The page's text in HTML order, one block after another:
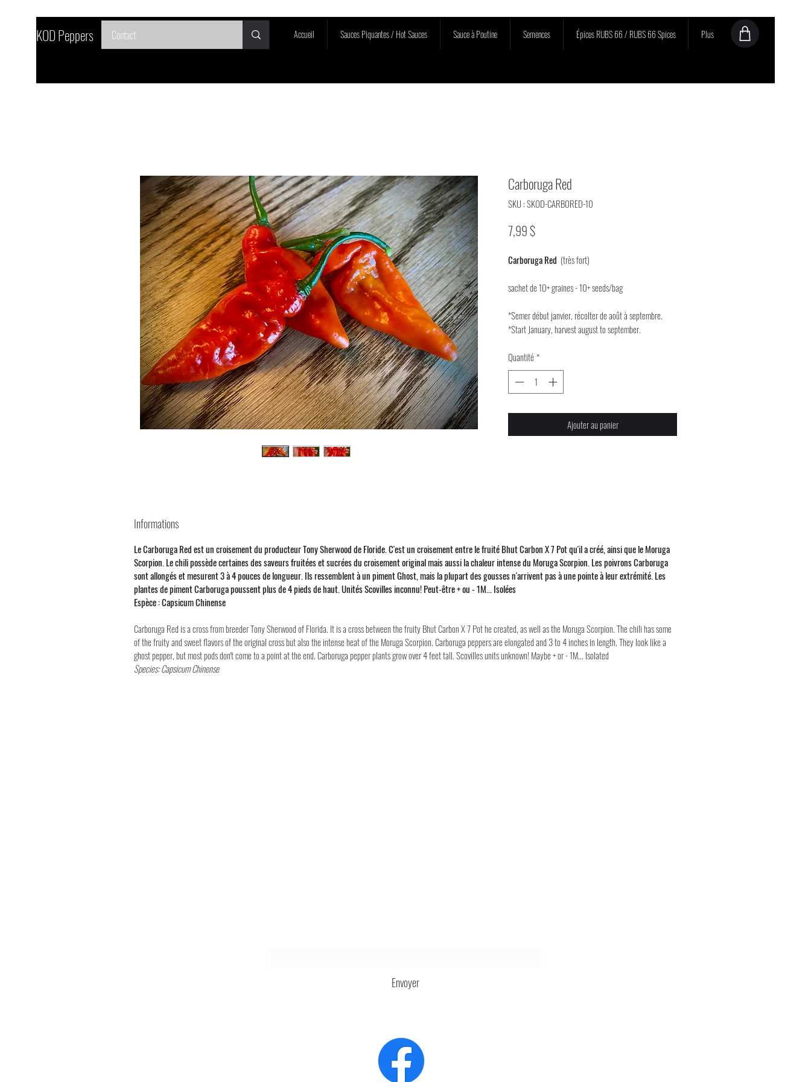
SKOD Peppers Contact Accueil Sauces Piquantes / Hot Sauces Sauce à Poutine Semences Épices RUBS 66 / RUBS 66 Spices Plus
Carboruga Red
SKU : SKOD-CARBORED-10
7,99 $Prix
Carboruga Red (très fort)
sachet de 10+ graines - 10+ seeds/bag
*Semer début janvier, récolter de août à septembre.
*Start January, harvest august to september.
Quantité *
Ajouter au panier
Informations
Le Carboruga Red est un croisement du producteur Tony Sherwood de Floride. C'est un croisement entre le fruité Bhut Carbon X 7 Pot qu'il a créé, ainsi que le Moruga
Scorpion. Le chili possède certaines des saveurs fruitées et sucrées du croisement original mais aussi la chaleur intense du Moruga Scorpion. Les poivrons Carboruga
sont allongés et mesurent 3 à 4 pouces de longueur. Ils ressemblent à un piment Ghost, mais la plupart des gousses n'arrivent pas à une pointe à leur extrémité. Les
plantes de piment Carboruga poussent plus de 4 pieds de haut. Unités Scovilles inconnu! Peut-être + ou - 1M... Isolées
Espèce : Capsicum Chinense
Carboruga Red is a cross from breeder Tony Sherwood of Florida. It is a cross between the fruity Bhut Carbon X 7 Pot he created, as well as the Moruga Scorpion. The chili has some
of the fruity and sweet flavors of the original cross but also the intense heat of the Moruga Scorpion. Carboruga peppers are elongated and 3 to 4 inches in length. They look like a
ghost pepper, but most pods don't come to a point at the end. Carboruga pepper plants grow over 4 feet tall. Scovilles units unknown! Maybe + or - 1M... Isolated
Species: Capsicum Chinense
Envoyer